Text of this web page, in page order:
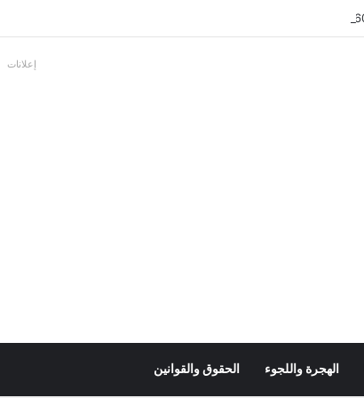
إعلانات
الهجرة واللجوء الحقوق والقوانين